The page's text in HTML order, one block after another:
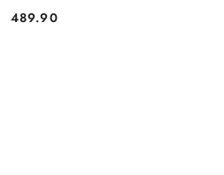
Cena:
489.90